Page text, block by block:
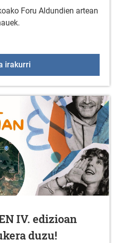
Foru Aldundien artean
irakurri
IV. edizioan
duzu!